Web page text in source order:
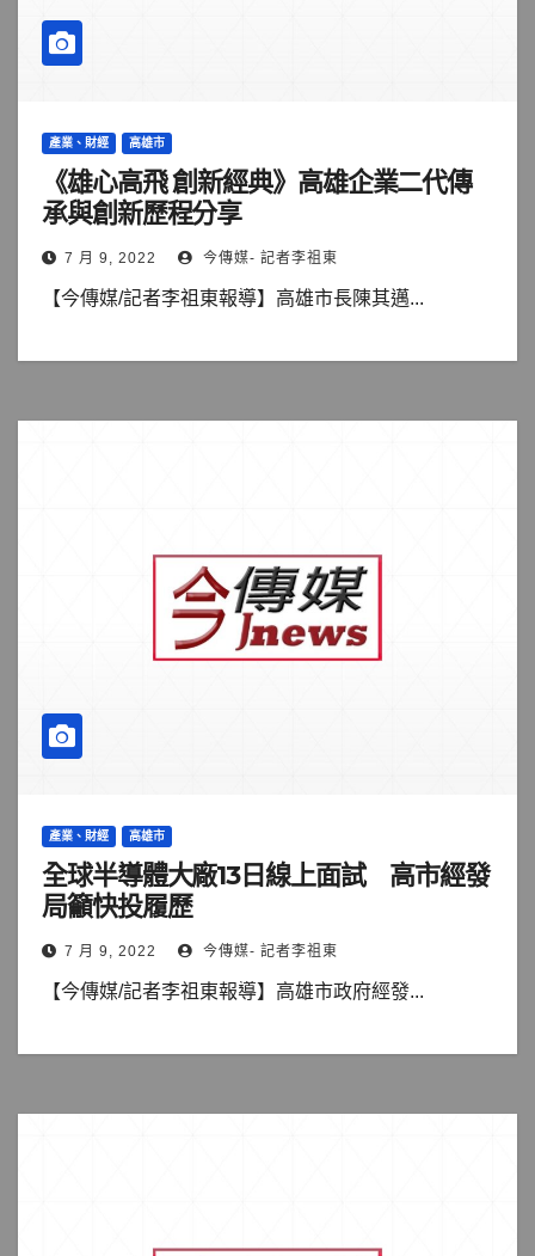
產業、財經 高雄市
《雄心高飛 創新經典》高雄企業二代傳
承與創新歷程分享
7 月 9, 2022 今傳媒- 記者李祖東
【今傳媒/記者李祖東報導】高雄市長陳其邁...
產業、財經 高雄市
全球半導體大廠13日線上面試 高市經發
局籲快投履歷
7 月 9, 2022 今傳媒- 記者李祖東
【今傳媒/記者李祖東報導】高雄市政府經發...